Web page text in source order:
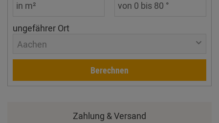
ungefährer Ort
Aachen
Berechnen
Zahlung & Versand